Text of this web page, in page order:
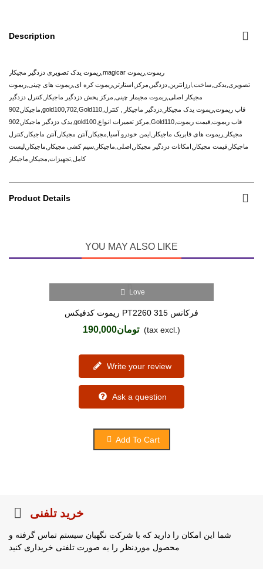
Description
ریموت یدک تصویری دزدگیر مجیکار,magicar ریموت,ریموت
تصویری,یدکی,ساخت,ارزانترین,دزدگیر,مرکز,استارتر,ریموت کره ای,ریموت های چینی, ریموت
مجیکار اصلی,ریموت مجیمار چینی,مرکز پخش دزدگیر ماجیکار,کنترل دزدگیر
ماجیکار,902,gold100,702,Gold110,قاب ریموت,ریموت یدک مجیکار,دزدگیر ماجیکار , کنترل
یدک دزدگیر ماجیکار,902,gold100,مرکز تعمیرات انواع,Gold110,قاب ریموت,قیمت ریموت
مجیکار,ریموت های فابریک ماجیکار,ایمن خودرو آسیا,مجیکار,آنتن مجیکار,آنتن ماجیکار,کنترل
ماجیکار,قیمت مجیکار,امکانات دزدگیر مجیکار,اصلی,ماجیکار,سیم کشی مجیکار,ماجیکار,لیست
کامل,تجهیزات,مجیکار,ماجیکار
Product Details
YOU MAY ALSO LIKE
Love
ریموت کدفیکس PT2260 فرکانس 315
تومان190,000 (tax excl.)
Write your review
Ask a question
Add To Cart
خرید تلفنی
شما این امکان را دارید که با شرکت نگهبان سیستم تماس گرفته و
محصول موردنظر را به صورت تلفنی خریداری کنید